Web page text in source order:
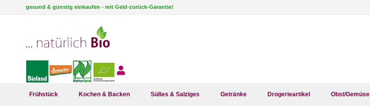
Direkt
gesund & günstig einkaufen - mit Geld-zurück-Garantie!
Frühstück Kochen & Backen Süßes & Salziges Getränke Drogerieartikel Obst/Gemüse